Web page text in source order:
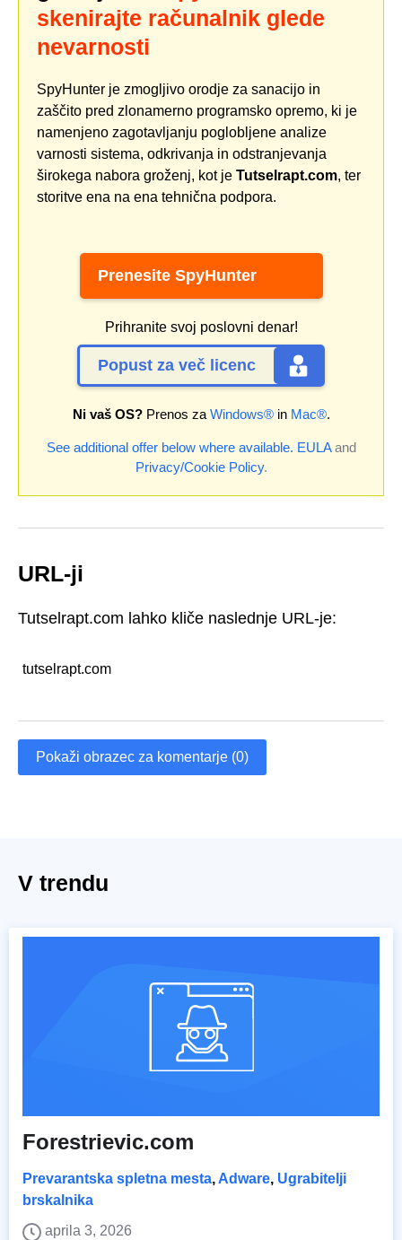
skenirajte računalnik glede
nevarnosti
SpyHunter je zmogljivo orodje za sanacijo in
zaščito pred zlonamerno programsko opremo, ki je
namenjeno zagotavljanju poglobljene analize
varnosti sistema, odkrivanja in odstranjevanja
širokega nabora groženj, kot je Tutselrapt.com, ter
storitve ena na ena tehnična podpora.
Prenesite SpyHunter
Prihranite svoj poslovni denar!
Popust za več licenc
Ni vaš OS?Prenos za Windows®in Mac®.
See additional offer below where available. EULAand
Privacy/Cookie Policy.
URL-ji
Tutselrapt.com lahko kliče naslednje URL-je:
tutselrapt.com
Pokaži obrazec za komentarje (0)
V trendu
Forestrievic.com
Prevarantska spletna mesta, Adware, Ugrabitelji
brskalnika
aprila 3, 2026